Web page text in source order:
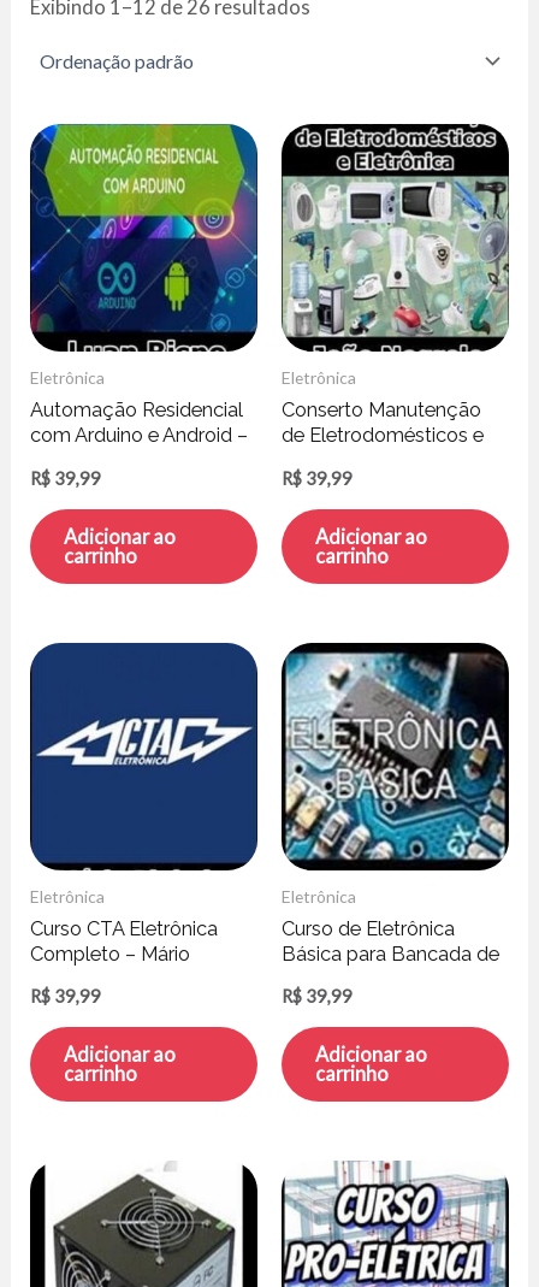
Exibindo 1–12 de 26 resultados
Eletrônica
Automação Residencial
com Arduino e Android –
R$ 39,99
Adicionar ao
carrinho
Eletrônica
Conserto Manutenção
de Eletrodomésticos e
Negrele
R$ 39,99
Adicionar ao
carrinho
Eletrônica
Curso CTA Eletrônica
Completo – Mário
R$ 39,99
Adicionar ao
carrinho
Eletrônica
Curso de Eletrônica
Básica para Bancada de
Burgos
R$ 39,99
Adicionar ao
carrinho